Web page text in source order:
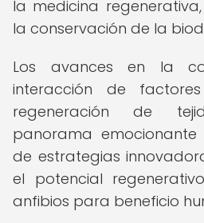
la medicina
la conservación de la
Los avances en la
interacción de
regeneración de
panorama
de estrategias
el potencial
anfibios para beneficio